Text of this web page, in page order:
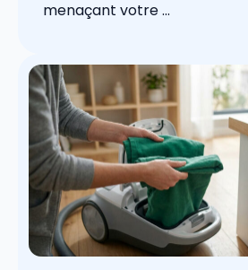
menaçant votre ...